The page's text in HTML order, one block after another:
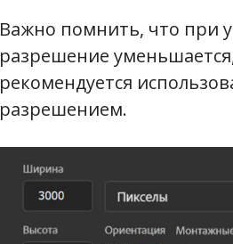
Важно помнить, что при
разрешение
рекомендуется
разрешением.